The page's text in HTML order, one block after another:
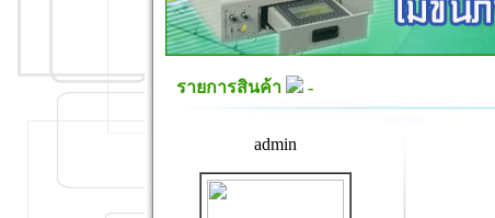
รายการสินค้า -
admin